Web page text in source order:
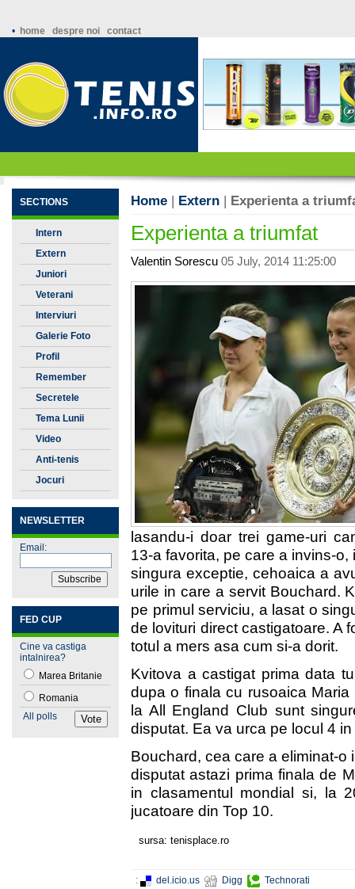
• home despre noi contact
SECTIONS
Intern
Extern
Juniori
Veterani
Interviuri
Galerie Foto
Profil
Remember
Secretele
Tenisului
Tema Lunii
Video
Anti-tenis
Jocuri
NEWSLETTER
Email:
FED CUP
Cine va castiga
intalnirea?
Marea Britanie
Romania
All polls
Home | Extern | Experienta a
Experienta a triumfat
Valentin Sorescu 05 July, 2014 11:25:00
lasandu-i doar trei game-uri
13-a favorita, pe care a invins-
singura exceptie, cehoaica a
urile in care a servit Bouchard.
pe primul serviciu, a lasat o
de lovituri direct castigatoare. A
totul a mers asa cum si-a dorit.
Kvitova a castigat prima data
dupa o finala cu rusoaica
la All England Club sunt
disputat. Ea va urca pe locul 4
Bouchard, cea care a eliminat-
disputat astazi prima finala de
in clasamentul mondial si, la
jucatoare din Top 10.
sursa: tenisplace.ro
: del.icio.us Digg Technorati